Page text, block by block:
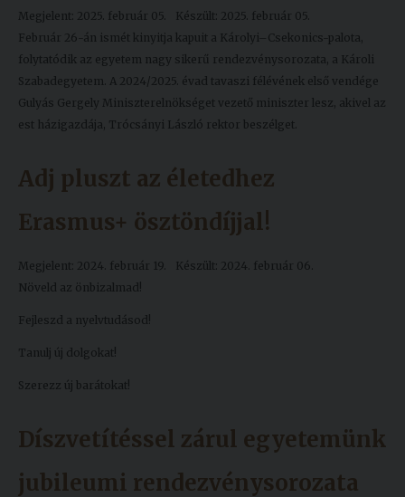
Megjelent: 2025. február 05.
Készült: 2025. február 05.
Február 26-án ismét kinyitja kapuit a Károlyi–Csekonics-palota,
folytatódik az egyetem nagy sikerű rendezvénysorozata, a Károli
Szabadegyetem. A 2024/2025. évad tavaszi félévének első vendége
Gulyás Gergely Miniszterelnökséget vezető miniszter lesz, akivel az
est házigazdája, Trócsányi László rektor beszélget.
Adj pluszt az életedhez
Erasmus+ ösztöndíjjal!
Megjelent: 2024. február 19.
Készült: 2024. február 06.
Növeld az önbizalmad!
Fejleszd a nyelvtudásod!
Tanulj új dolgokat!
Szerezz új barátokat!
Díszvetítéssel zárul egyetemünk
jubileumi rendezvénysorozata